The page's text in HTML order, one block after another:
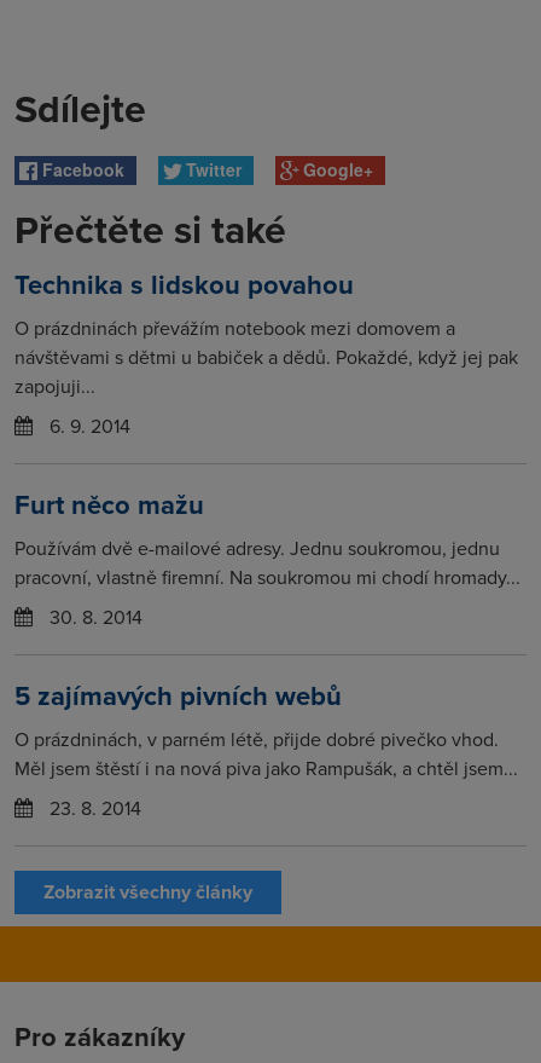
Sdílejte
Facebook Twitter Google+
Přečtěte si také
Technika s lidskou povahou
O prázdninách převážím notebook mezi domovem a
návštěvami s dětmi u babiček a dědů. Pokaždé, když jej pak
zapojuji...
6. 9. 2014
Furt něco mažu
Používám dvě e-mailové adresy. Jednu soukromou, jednu
pracovní, vlastně firemní. Na soukromou mi chodí hromady...
30. 8. 2014
5 zajímavých pivních webů
O prázdninách, v parném létě, přijde dobré pivečko vhod.
Měl jsem štěstí i na nová piva jako Rampušák, a chtěl jsem...
23. 8. 2014
Zobrazit všechny články
Pro zákazníky